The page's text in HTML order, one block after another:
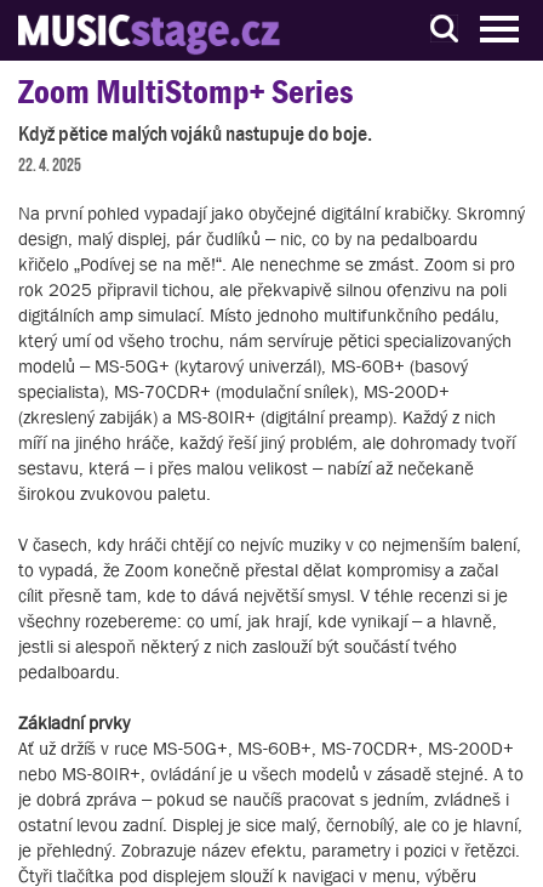
S muzikanty pro muzikanty
Zoom MultiStomp+ Series
Když pětice malých vojáků nastupuje do boje.
22. 4. 2025
Na první pohled vypadají jako obyčejné digitální krabičky. Skromný
design, malý displej, pár čudlíků – nic, co by na pedalboardu
křičelo „Podívej se na mě!“. Ale nenechme se zmást. Zoom si pro
rok 2025 připravil tichou, ale překvapivě silnou ofenzivu na poli
digitálních amp simulací. Místo jednoho multifunkčního pedálu,
který umí od všeho trochu, nám servíruje pětici specializovaných
modelů – MS-50G+ (kytarový univerzál), MS-60B+ (basový
specialista), MS-70CDR+ (modulační snílek), MS-200D+
(zkreslený zabiják) a MS-80IR+ (digitální preamp). Každý z nich
míří na jiného hráče, každý řeší jiný problém, ale dohromady tvoří
sestavu, která – i přes malou velikost – nabízí až nečekaně
širokou zvukovou paletu.
V časech, kdy hráči chtějí co nejvíc muziky v co nejmenším balení,
to vypadá, že Zoom konečně přestal dělat kompromisy a začal
cílit přesně tam, kde to dává největší smysl. V téhle recenzi si je
všechny rozebereme: co umí, jak hrají, kde vynikají – a hlavně,
jestli si alespoň některý z nich zaslouží být součástí tvého
pedalboardu.
Základní prvky
Ať už držíš v ruce MS-50G+, MS-60B+, MS-70CDR+, MS-200D+
nebo MS-80IR+, ovládání je u všech modelů v zásadě stejné. A to
je dobrá zpráva – pokud se naučíš pracovat s jedním, zvládneš i
ostatní levou zadní. Displej je sice malý, černobílý, ale co je hlavní,
je přehledný. Zobrazuje název efektu, parametry i pozici v řetězci.
Čtyři tlačítka pod displejem slouží k navigaci v menu, výběru